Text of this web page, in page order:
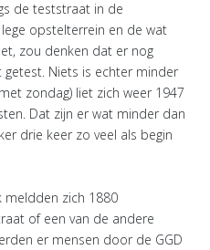
de teststraat in de
opstelterrein en de wat
zou denken dat er nog
Niets is echter minder
zondag) liet zich weer 1947
Dat zijn er wat minder dan
drie keer zo veel als begin
meldden zich 1880
of een van de andere
er mensen door de GGD